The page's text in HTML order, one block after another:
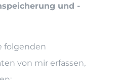
und -
folgenden
von mir erfassen,